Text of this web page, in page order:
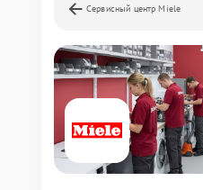
Сервисный центр Miele